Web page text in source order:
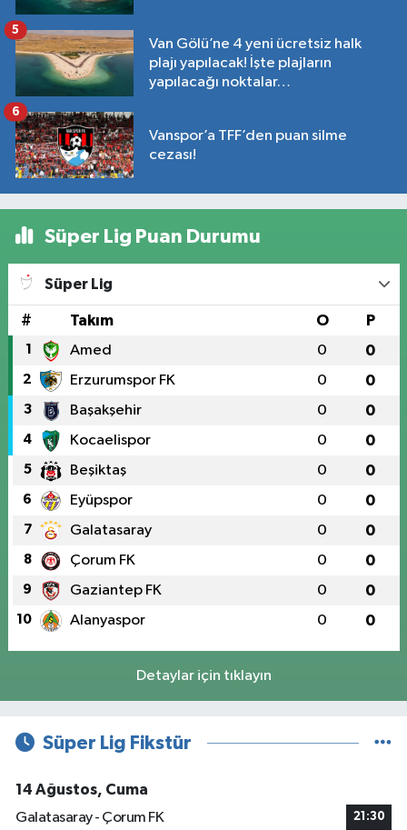
Van Gölü’ne 4 yeni ücretsiz halk
plajı yapılacak! İşte plajların
yapılacağı noktalar…
5
Vanspor’a TFF’den puan silme
cezası!
6
Süper Lig Puan Durumu
Süper Lig
# Takım O P
1 Amed 0 0
2 Erzurumspor FK 0 0
3 Başakşehir 0 0
4 Kocaelispor 0 0
5 Beşiktaş 0 0
6 Eyüpspor 0 0
7 Galatasaray 0 0
8 Çorum FK 0 0
9 Gaziantep FK 0 0
10 Alanyaspor 0 0
Detaylar için tıklayın
Süper Lig Fikstür
14 Ağustos, Cuma
Galatasaray - Çorum FK
21:30